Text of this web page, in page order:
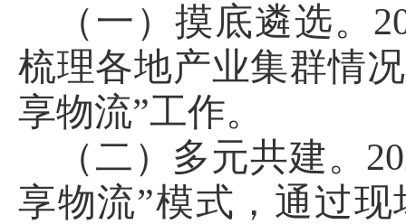
（一）摸底遴选。
梳理各地产业集群情
享物流”工作。
（二）多元共建。
享物流”模式，通过